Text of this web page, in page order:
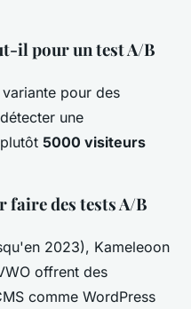
il pour un test A/B
pour des
une
5000 visiteurs
des tests A/B
2023), Kameleoon
offrent des
comme WordPress